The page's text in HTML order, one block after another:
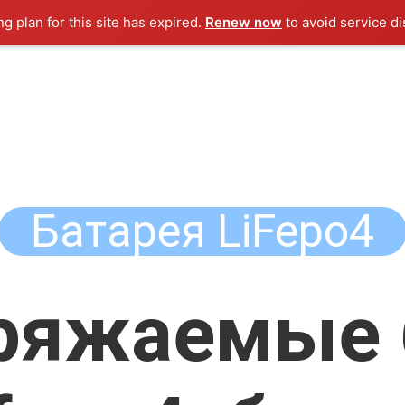
plan for this site has expired. Renew now to avoid service
Батарея LiFepo4